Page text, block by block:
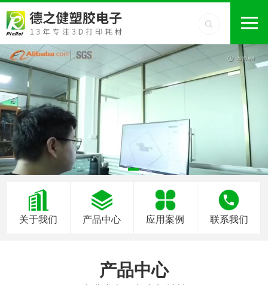
关于我们 产品中心 应用案例 联系我们
产品中心